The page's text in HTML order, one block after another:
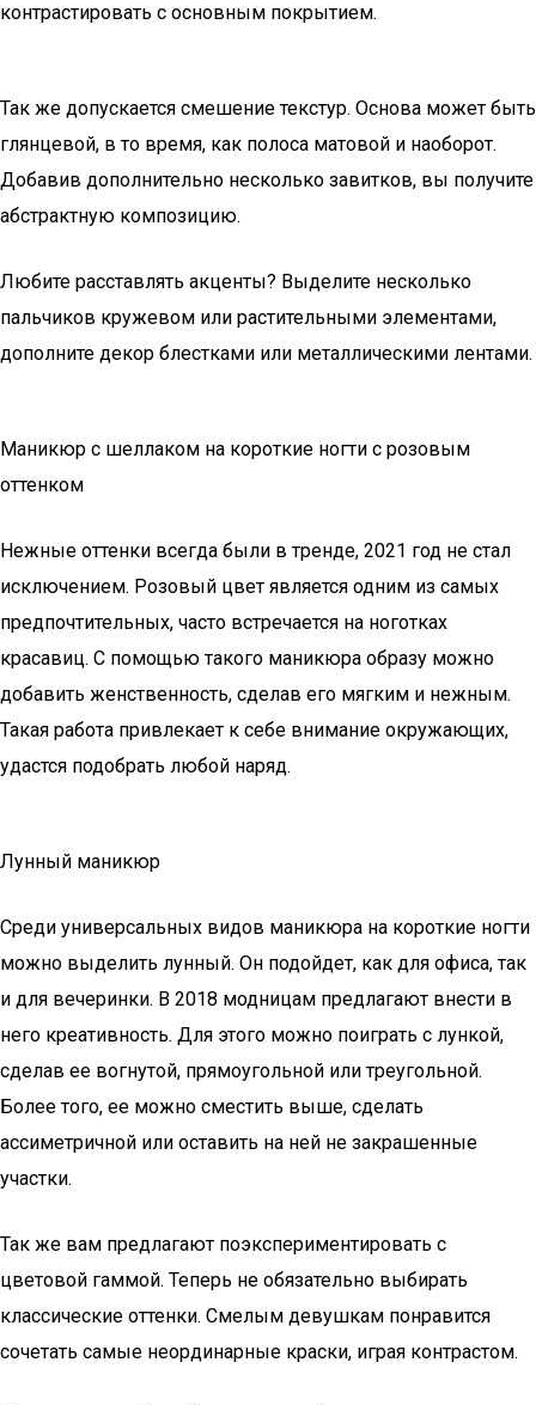
контрастировать с основным покрытием.
Так же допускается смешение текстур. Основа может быть
глянцевой, в то время, как полоса матовой и наоборот.
Добавив дополнительно несколько завитков, вы получите
абстрактную композицию.
Любите расставлять акценты? Выделите несколько
пальчиков кружевом или растительными элементами,
дополните декор блестками или металлическими лентами.
Маникюр с шеллаком на короткие ногти с розовым
оттенком
Нежные оттенки всегда были в тренде, 2021 год не стал
исключением. Розовый цвет является одним из самых
предпочтительных, часто встречается на ноготках
красавиц. С помощью такого маникюра образу можно
добавить женственность, сделав его мягким и нежным.
Такая работа привлекает к себе внимание окружающих,
удастся подобрать любой наряд.
Лунный маникюр
Среди универсальных видов маникюра на короткие ногти
можно выделить лунный. Он подойдет, как для офиса, так
и для вечеринки. В 2018 модницам предлагают внести в
него креативность. Для этого можно поиграть с лункой,
сделав ее вогнутой, прямоугольной или треугольной.
Более того, ее можно сместить выше, сделать
ассиметричной или оставить на ней не закрашенные
участки.
Так же вам предлагают поэкспериментировать с
цветовой гаммой. Теперь не обязательно выбирать
классические оттенки. Смелым девушкам понравится
сочетать самые неординарные краски, играя контрастом.